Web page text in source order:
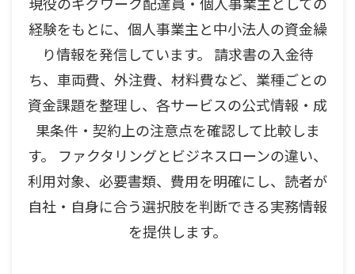
経験をもとに、個人事業主と中小法人の資金繰
り情報を発信しています。 請求書の入金待
ち、車両費、外注費、材料費など、業種ごとの
資金課題を整理し、各サービスの公式情報・成
果条件・契約上の注意点を確認して比較しま
す。 ファクタリングとビジネスローンの違い、
利用対象、必要書類、費用を明確にし、読者が
自社・自身に合う選択肢を判断できる実務情報
を提供します。